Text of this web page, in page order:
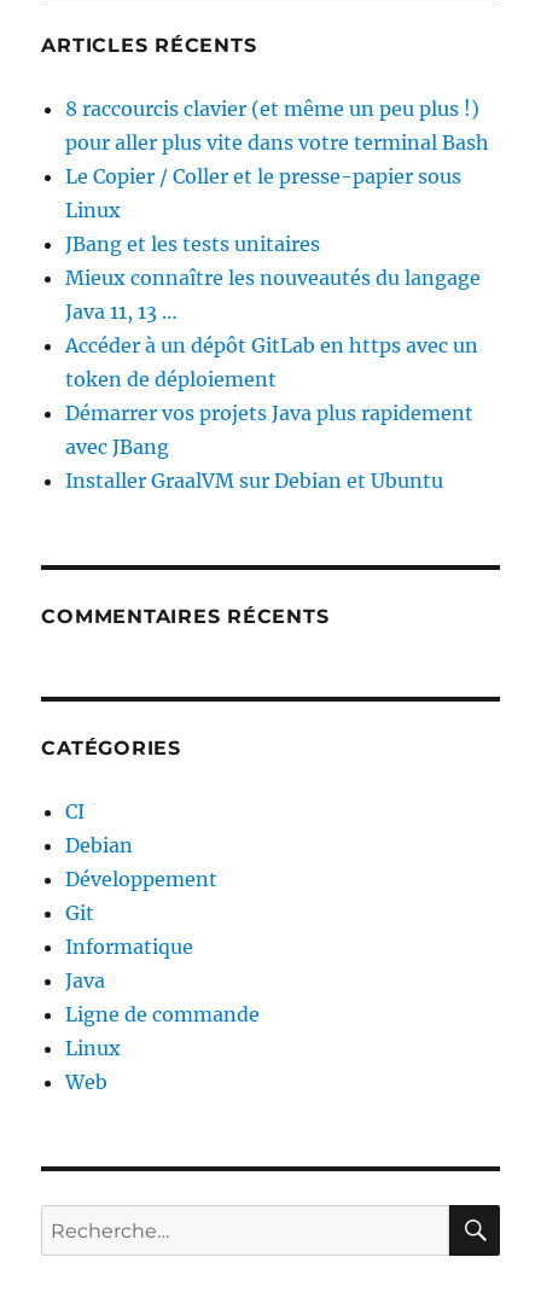
ARTICLES RÉCENTS
8 raccourcis clavier (et même un peu plus !)
pour aller plus vite dans votre terminal Bash
Le Copier / Coller et le presse-papier sous
Linux
JBang et les tests unitaires
Mieux connaître les nouveautés du langage
Java 11, 13 …
Accéder à un dépôt GitLab en https avec un
token de déploiement
Démarrer vos projets Java plus rapidement
avec JBang
Installer GraalVM sur Debian et Ubuntu
COMMENTAIRES RÉCENTS
CATÉGORIES
CI
Debian
Développement
Git
Informatique
Java
Ligne de commande
Linux
Web
Recherche
pour :